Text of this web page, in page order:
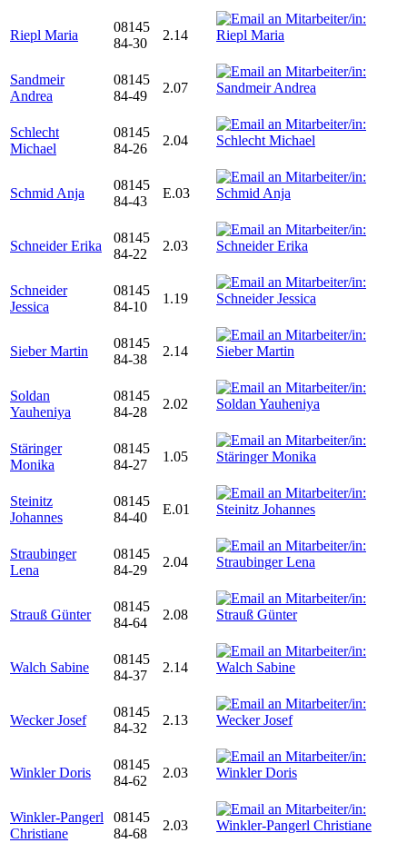
Riepl Maria
08145
84-30
2.14
Sandmeir
Andrea
08145
84-49
2.07
Schlecht
Michael
08145
84-26
2.04
Schmid Anja
08145
84-43
E.03
Schneider Erika
08145
84-22
2.03
Schneider
Jessica
08145
84-10
1.19
Sieber Martin
08145
84-38
2.14
Soldan
Yauheniya
08145
84-28
2.02
Stäringer
Monika
08145
84-27
1.05
Steinitz
Johannes
08145
84-40
E.01
Straubinger
Lena
08145
84-29
2.04
Strauß Günter
08145
84-64
2.08
Walch Sabine
08145
84-37
2.14
Wecker Josef
08145
84-32
2.13
Winkler Doris
08145
84-62
2.03
Winkler-Pangerl
Christiane
08145
84-68
2.03